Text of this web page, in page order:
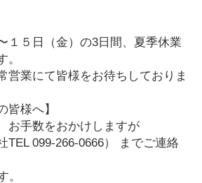
１５日（金）の3日間、夏季休業
。
営業にて皆様をお待ちしておりま
皆様へ】
お手数をおかけしますが
TEL 099-266-0666） までご連絡
。